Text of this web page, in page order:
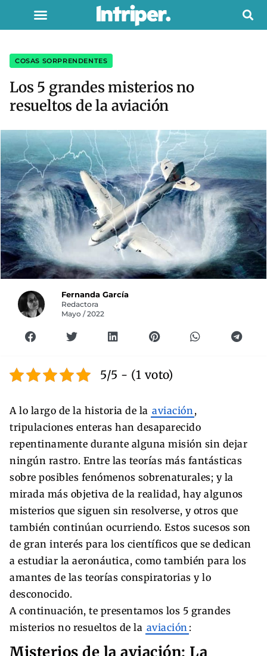
COSAS SORPRENDENTES
Los 5 grandes misterios no
resueltos de la aviación
Fernanda García
Redactora
Mayo / 2022
5/5 - (1 voto)
A lo largo de la historia de la aviación ,
tripulaciones enteras han desaparecido
repentinamente durante alguna misión sin dejar
ningún rastro. Entre las teorías más fantásticas
sobre posibles fenómenos sobrenaturales; y la
mirada más objetiva de la realidad, hay algunos
misterios que siguen sin resolverse, y otros que
también continúan ocurriendo. Estos sucesos son
de gran interés para los científicos que se dedican
a estudiar la aeronáutica, como también para los
amantes de las teorías conspiratorias y lo
desconocido.
A continuación, te presentamos los 5 grandes
misterios no resueltos de la aviación :
Misterios de la aviación: La